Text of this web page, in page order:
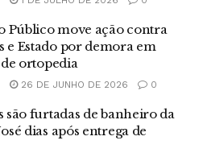
Público move ação contra
e Estado por demora em
ortopedia
26 DE JUNHO DE 2026 0
são furtadas de banheiro da
dias após entrega de